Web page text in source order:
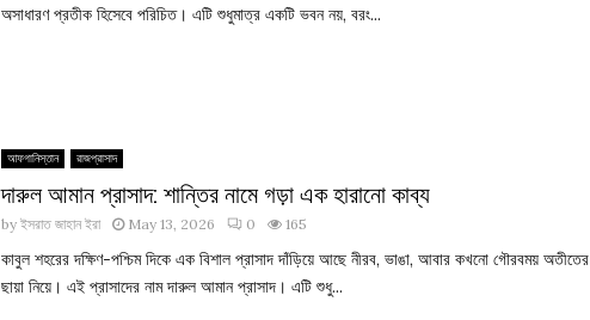
অসাধারণ প্রতীক হিসেবে পরিচিত। এটি শুধুমাত্র একটি ভবন নয়, বরং...
আফগানিস্তান রাজপ্রাসাদ
দারুল আমান প্রাসাদ: শান্তির নামে গড়া এক হারানো কাব্য
byইসরাত জাহান ইরা May 13, 2026 0 165
কাবুল শহরের দক্ষিণ-পশ্চিম দিকে এক বিশাল প্রাসাদ দাঁড়িয়ে আছে নীরব, ভাঙা, আবার কখনো গৌরবময় অতীতের
ছায়া নিয়ে। এই প্রাসাদের নাম দারুল আমান প্রাসাদ। এটি শুধু...